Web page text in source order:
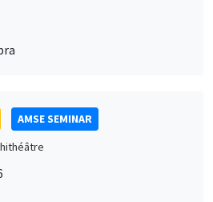
AMSE SEMINAR